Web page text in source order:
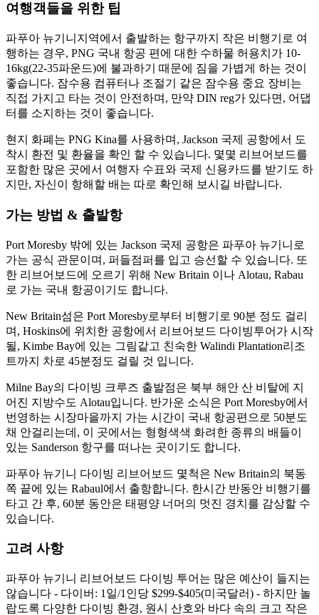
여행객들을 위한 팁
파푸아 뉴기니지역에서 출발하는 항구까지 작은 비행기로 여
행하는 경우, PNG 국내 항공 편에 대한 수하물 허용치가 10-
16kg(22-35파운드)에 불과하기 때문에 짐을 가볍게 하는 것이
좋습니다. 잠수용 컴퓨터나 조절기 같은 잠수용 중요 장비는
직접 가지고 타는 것이 안전하며, 만약 DIN reg가 있다면, 어댑
터를 소지하는 것이 좋습니다.
현지 화폐는 PNG Kina를 사용하며, Jackson 국제 공항에서 도
착시 환전 및 환율을 확인 할 수 있습니다. 몇몇 리브어보드를
포함한 많은 곳에서 여행자 수표와 국제 신용카드를 받기도 하
지만, 자신이 항해할 배는 따로 확인해 보시길 바랍니다.
가는 방법 & 출발항
Port Moresby 밖에 있는 Jackson 국제 공항은 파푸아 뉴기니로
가는 공식 관문이며, 퍼들점퍼를 입고 승선할 수 있습니다. 또
한 리브어보드에 오르기 위해 New Britain 이나 Alotau, Rabau
로 가는 국내 항공이기도 합니다.
New Britain섬은 Port Moresby로부터 비행기로 90분 정도 걸리
며, Hoskins에 위치한 공항에서 리브어보드 다이빙투어가 시작
될, Kimbe Bay에 있는 그림같고 친숙한 Walindi Plantation리조
트까지 차로 45분정도 걸릴 것 입니다.
Milne Bay의 다이빙 크루즈 출발점은 북부 해안 산 비탈에 지
어진 지방수도 Alotau입니다. 반가운 소식은 Port Moresby에서
번영하는 시장마을까지 가는 시간이 국내 항공편으로 50분도
채 안걸리는데, 이 곳에서는 형형색색 화려한 종류의 배들이
있는 Sanderson 항구를 떠나는 곳이기도 합니다.
파푸아 뉴기니 다이빙 리브어보드 몇척은 New Britain의 북동
쪽 끝에 있는 Rabaul에서 출항합니다. 한시간 반동안 비행기를
타고 간 후, 60분 동안은 태평양 너머의 멋진 경치를 감상할 수
있습니다.
고려 사항
파푸아 뉴기니 리브어보드 다이빙 투어는 많은 예산이 들지는
않습니다 - 다이버: 1일/1인당 $299-$405(미국달러) - 하지만 놀
랍도록 다양한 다이빙 환경, 원시 산호와 바다 속의 크고 작은